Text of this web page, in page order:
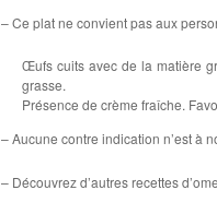
– Ce plat ne convient pas aux
Œufs cuits avec de la matière
grasse.
Présence de crème fraîche.
– Aucune contre indication n’est à
– Découvrez d’autres recettes